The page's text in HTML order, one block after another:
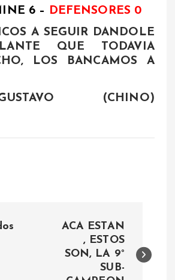
6 – DEFENSORES 0
A SEGUIR DANDOLE
QUE TODAVIA
LOS BANCAMOS A
(CHINO)
ACA ESTAN
, ESTOS
SON, LA 9°
SUB-